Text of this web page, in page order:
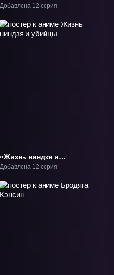
ниндзя» ТВ-1
Добавлена 12 серия
«Жизнь ниндзя и
убийцы» ТВ-1
Добавлена 12 серия